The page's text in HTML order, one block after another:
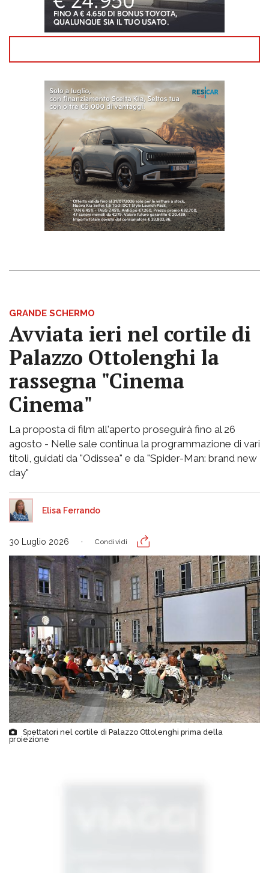
GRANDE SCHERMO
Avviata ieri nel cortile di
Palazzo Ottolenghi la
rassegna "Cinema
Cinema"
La proposta di film all'aperto proseguirà fino al 26
agosto - Nelle sale continua la programmazione di vari
titoli, guidati da "Odissea" e da "Spider-Man: brand new
day"
Elisa Ferrando
30 Luglio 2026 Condividi
Spettatori nel cortile di Palazzo Ottolenghi prima della
proiezione